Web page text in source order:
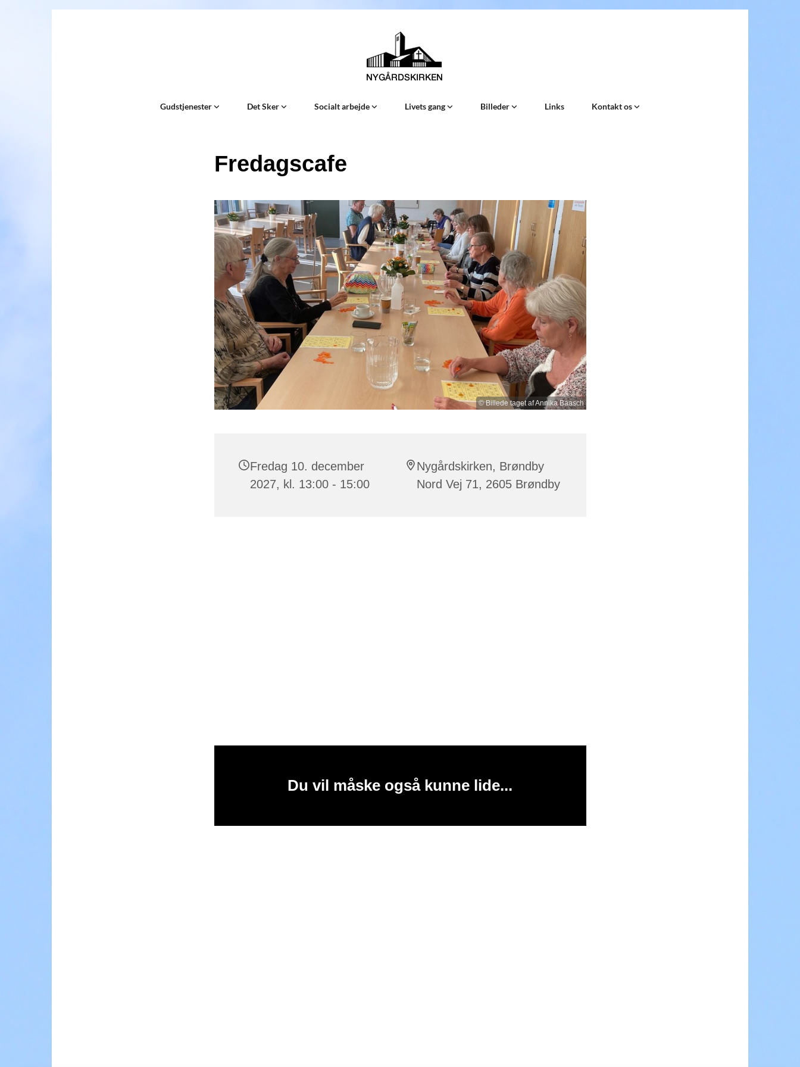
Gudstjenester Det Sker Socialt arbejde Livets gang Billeder Links Kontakt os
Fredagscafe
© Billede taget af Annika Baasch
Fredag 10. december
2027, kl. 13:00 - 15:00
Nygårdskirken, Brøndby
Nord Vej 71, 2605 Brøndby
Du vil måske også kunne lide...